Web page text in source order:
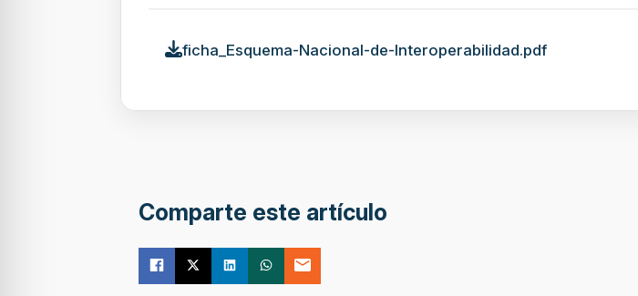
ficha_Esquema-Nacional-de-Interoperabilidad.pdf
Comparte este artículo